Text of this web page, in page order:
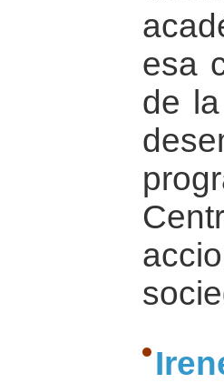
esa
de